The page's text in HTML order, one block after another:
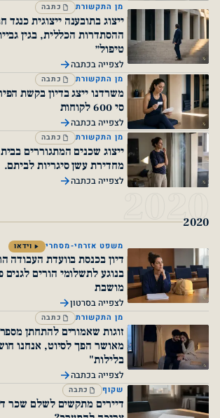
מן התקשורת כתבה
ייצוג בתובענה ייצוגית כנגד חברת בת של
ההסתדרות הכללית, בגין גביית יתר של
טיפול״
לצפייה בכתבה
מן התקשורת כתבה
משרדנו ייצג בדיון בקשת הפירוק של רשת
סי 600 לקוחות
לצפייה בכתבה
מן התקשורת כתבה
ייצוג שכנים המתגוררים בבית משותף
מחדירת עשן סיגריות לביתם.
לצפייה בכתבה
משפט אזרחי-מסחרי וידאו
דיון בכנסת בוועדת העבודה הרווחה
בנוגע לתשלומי הורים לגנים פרטיים בזמן
מושבת
לצפייה בסרטון
כתבה
זוגות שאמורים להתחתן מספרים: "היום
מאושר הפך לסיוט, אנחנו חוששים ולא
בלילות"
שקוף כתבה
דיירים מתקשים לשלם שכר דירה: האם